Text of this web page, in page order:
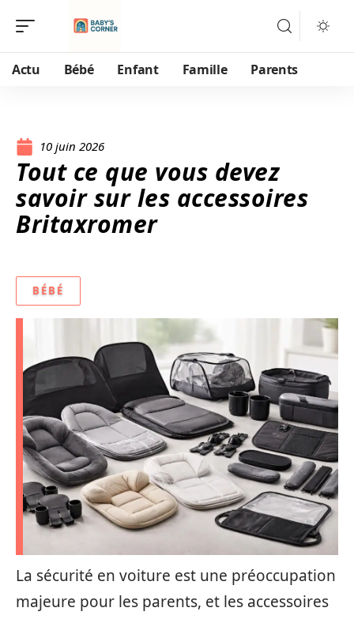
Actu Bébé Enfant Famille Parents
10 juin 2026
Tout ce que vous devez
savoir sur les accessoires
Britaxromer
BÉBÉ
La sécurité en voiture est une préoccupation
majeure pour les parents, et les accessoires